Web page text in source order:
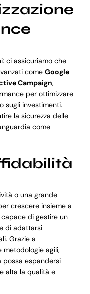
ci assicuriamo che
come Google
Campaign,
per ottimizzare
sugli investimenti.
la sicurezza delle
come
o una grande
crescere insieme a
di gestire un
di adattarsi
Grazie a
metodologie agili,
possa espandersi
alta la qualità e